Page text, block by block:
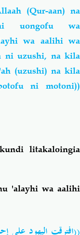
(Qur-aan) na
uongofu wa
wa aalihi wa
ni uzushi, na kila
(uzushi) na kila
ni motoni))
litakaloingia
'alayhi wa aalihi
((افترقت اليهود على